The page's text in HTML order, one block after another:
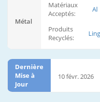
Métal
Matériaux
Acceptés:
Al
Produits
Recyclés:
Dernière
Mise à
Jour
10 févr. 2026